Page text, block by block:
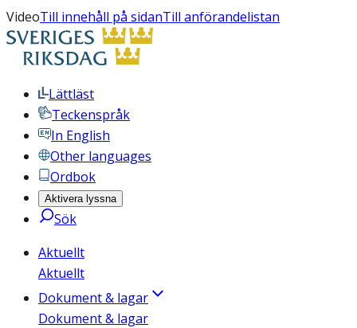
VideoTill innehåll på sidanTill anförandelistan
Lättläst
Teckenspråk
In English
Other languages
Ordbok
Aktivera lyssna
Sök
Aktuellt
Aktuellt
Dokument & lagar
Dokument & lagar